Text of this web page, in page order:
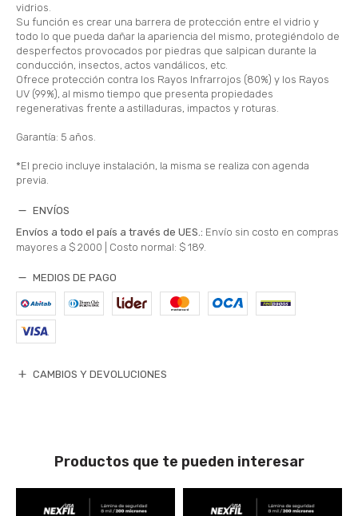
vidrios.
Su función es crear una barrera de protección entre el vidrio y
todo lo que pueda dañar la apariencia del mismo, protegiéndolo de
desperfectos provocados por piedras que salpican durante la
conducción, insectos, actos vandálicos, etc.
Ofrece protección contra los Rayos Infrarrojos (80%) y los Rayos
UV (99%), al mismo tiempo que presenta propiedades
regenerativas frente a astilladuras, impactos y roturas.
Garantía: 5 años.
*El precio incluye instalación, la misma se realiza con agenda
previa.
ENVÍOS
Envíos a todo el país a través de UES.: Envío sin costo en compras
mayores a $ 2000 | Costo normal: $ 189.
MEDIOS DE PAGO
CAMBIOS Y DEVOLUCIONES
Productos que te pueden interesar